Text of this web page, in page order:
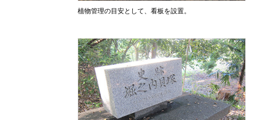
植物管理の目安として、看板を設置。